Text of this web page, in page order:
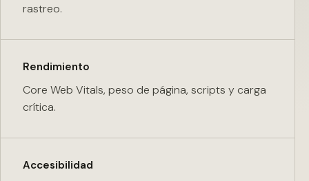
rastreo.
Rendimiento
Core Web Vitals, peso de página, scripts y carga
crítica.
Accesibilidad